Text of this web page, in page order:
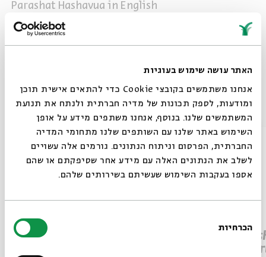
האתר עושה שימוש בעוגיות
אנחנו משתמשים בקובצי Cookie כדי להתאים אישית תוכן
ומודעות, לספק תכונות של מדיה חברתית ולנתח את תנועת
המשתמשים שלנו. בנוסף, אנחנו משתפים מידע על אופן
השימוש באתר שלנו עם השותפים שלנו מתחומי המדיה
החברתית, הפרסום וניתוח הנתונים. גורמים אלה עשויים
לשלב את הנתונים האלה עם מידע אחר שסיפקתם או שהם
אספו בעקבות השימוש שעשיתם בשירותים שלהם.
הסכמה
הכרחיות
Parashat Hashavua in English
Sources
Other episodes in the series
Parashat Beha’alotcha – The
סגור